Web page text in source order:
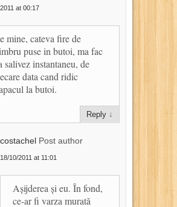
at 00:17
mine, cateva fire de
puse in butoi, ma fac
salivez instantaneu, de
data cand ridic
la butoi.
Reply ↓
costachel Post author
18/10/2011 at 11:01
Așijderea și eu. În fond,
ce-ar fi varza murată